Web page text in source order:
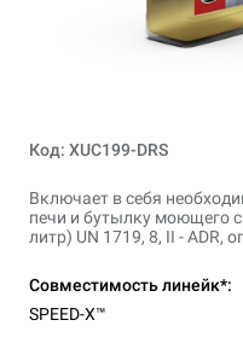
Код: XUC199-DRS
Включает в себя
печи и бутылку моющего
литр) UN 1719, 8, II - ADR,
Совместимость линейк*:
SPEED-X™